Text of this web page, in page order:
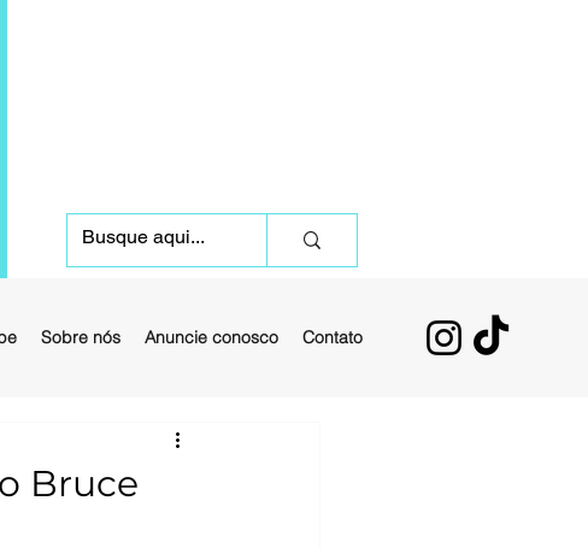
Sobre nós Anuncie conosco Contato
Bruce